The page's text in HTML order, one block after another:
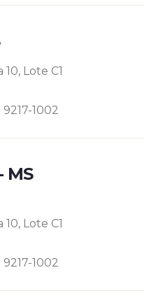
Lote C1
1002
MS
Lote C1
1002